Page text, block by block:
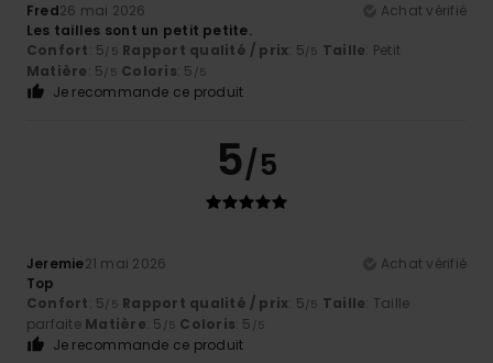
Fred26 mai 2026
Achat vérifié
Les tailles sont un petit petite.
Confort: 5/5 Rapport qualité / prix: 5/5 Taille: Petit
Matière: 5/5 Coloris: 5 /5
Je recommande ce produit
5/5
Jeremie21 mai 2026
Achat vérifié
Top
Confort: 5/5 Rapport qualité / prix: 5/5 Taille: Taille
parfaite Matière: 5 /5 Coloris: 5 /5
Je recommande ce produit